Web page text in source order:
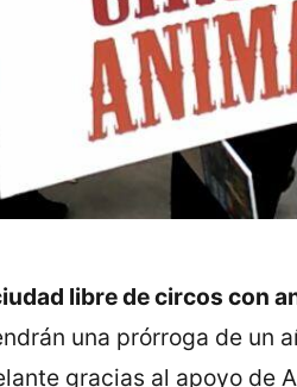
libre de circos con
una prórroga de un
gracias al apoyo de